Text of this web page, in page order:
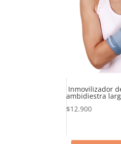
Inmovilizador
ambidiestra
$12.900